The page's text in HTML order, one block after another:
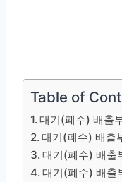
Table of
대기(폐수) 배출
대기(폐수) 배출
대기(폐수) 배출
대기(폐수) 배출